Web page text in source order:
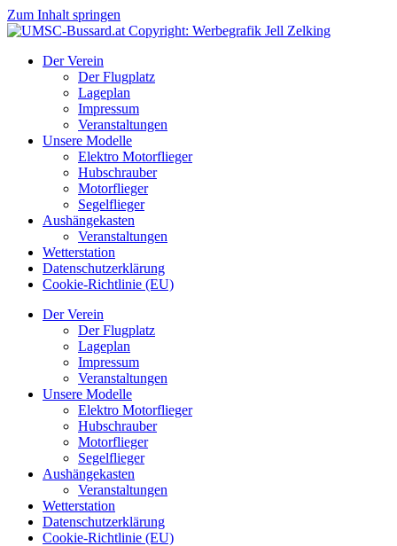
Zum Inhalt springen
Der Verein
Der Flugplatz
Lageplan
Impressum
Veranstaltungen
Unsere Modelle
Elektro Motorflieger
Hubschrauber
Motorflieger
Segelflieger
Aushängekasten
Veranstaltungen
Wetterstation
Datenschutzerklärung
Cookie-Richtlinie (EU)
Der Verein
Der Flugplatz
Lageplan
Impressum
Veranstaltungen
Unsere Modelle
Elektro Motorflieger
Hubschrauber
Motorflieger
Segelflieger
Aushängekasten
Veranstaltungen
Wetterstation
Datenschutzerklärung
Cookie-Richtlinie (EU)